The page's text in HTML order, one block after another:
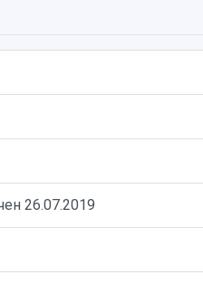
26.07.2019